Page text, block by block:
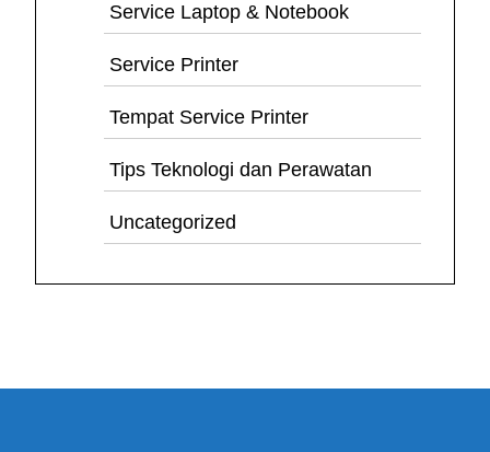
Service Laptop & Notebook
Service Printer
Tempat Service Printer
Tips Teknologi dan Perawatan
Uncategorized